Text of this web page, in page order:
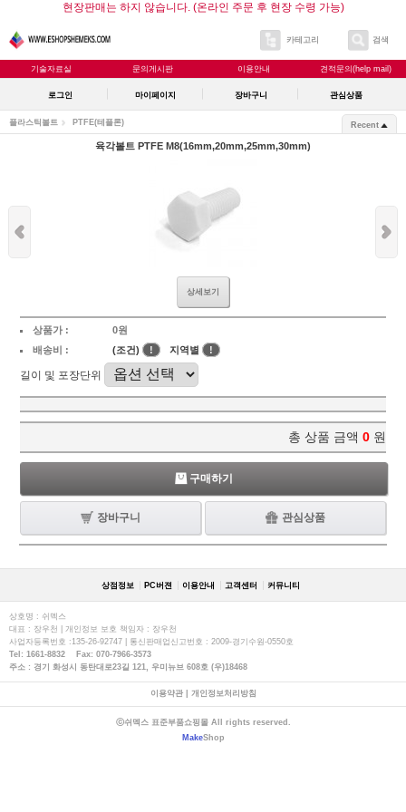
현장판매는 하지 않습니다. (온라인 주문 후 현장 수령 가능)
카테고리 검색
기술자료실 문의게시판 이용안내 견적문의(help mail)
로그인 마이페이지 장바구니 관심상품
플라스틱볼트 PTFE(테플론) Recent
육각볼트 PTFE M8(16mm,20mm,25mm,30mm)
상세보기
상품가 :
0원
배송비 :
(조건) ! 지역별 !
길이 및 포장단위
총 상품 금액 0 원
구매하기
장바구니 관심상품
상점정보 PC버젼 이용안내 고객센터 커뮤니티
상호명 : 쉬멕스
대표 : 장우천 | 개인정보 보호 책임자 : 장우천
사업자등록번호 :135-26-92747 | 통신판매업신고번호 : 2009-경기수원-0550호
Tel: 1661-8832 Fax: 070-7966-3573
주소 : 경기 화성시 동탄대로23길 121, 우미뉴브 608호 (우)18468
이용약관| 개인정보처리방침
ⓒ쉬멕스 표준부품쇼핑몰 All rights reserved.
MakeShop